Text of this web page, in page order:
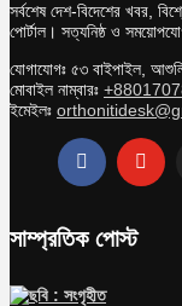
সর্বশেষ দেশ-বিদেশের খবর,
পোর্টাল। সত্যনিষ্ঠ ও
যোগাযোগঃ ৫৩ বাইপাইল,
মোবাইল নাম্বারঃ
ইমেইলঃ
সাম্প্রতিক পোস্ট